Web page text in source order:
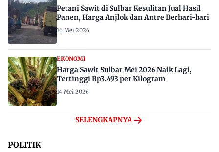
Petani Sawit di Sulbar Kesulitan Jual Hasil
Panen, Harga Anjlok dan Antre Berhari-hari
16 Mei 2026
EKONOMI
Harga Sawit Sulbar Mei 2026 Naik Lagi,
Tertinggi Rp3.493 per Kilogram
14 Mei 2026
SELENGKAPNYA
POLITIK